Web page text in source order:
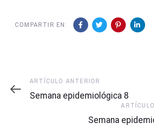
COMPARTIR EN:
Artículo
Anterior
ARTÍCULO ANTERIOR
Semana epidemiológica 8
Siguiente
Semana